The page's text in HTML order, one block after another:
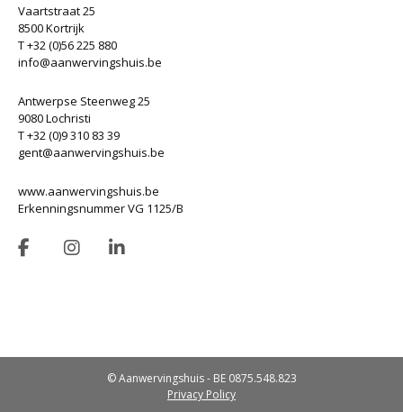
Vaartstraat 25
8500 Kortrijk
T +32 (0)56 225 880
info@aanwervingshuis.be
Antwerpse Steenweg 25
9080 Lochristi
T +32 (0)9 310 83 39
gent@aanwervingshuis.be
www.aanwervingshuis.be
Erkenningsnummer VG 1125/B
© Aanwervingshuis - BE 0875.548.823
Privacy Policy